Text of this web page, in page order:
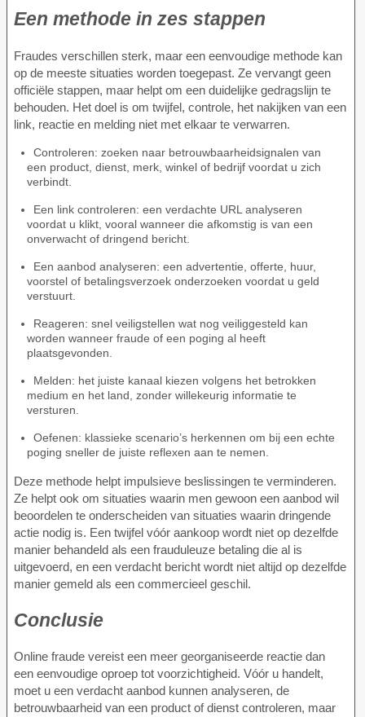
Een methode in zes stappen
Fraudes verschillen sterk, maar een eenvoudige methode kan
op de meeste situaties worden toegepast. Ze vervangt geen
officiële stappen, maar helpt om een duidelijke gedragslijn te
behouden. Het doel is om twijfel, controle, het nakijken van een
link, reactie en melding niet met elkaar te verwarren.
Controleren: zoeken naar betrouwbaarheidsignalen van
een product, dienst, merk, winkel of bedrijf voordat u zich
verbindt.
Een link controleren: een verdachte URL analyseren
voordat u klikt, vooral wanneer die afkomstig is van een
onverwacht of dringend bericht.
Een aanbod analyseren: een advertentie, offerte, huur,
voorstel of betalingsverzoek onderzoeken voordat u geld
verstuurt.
Reageren: snel veiligstellen wat nog veiliggesteld kan
worden wanneer fraude of een poging al heeft
plaatsgevonden.
Melden: het juiste kanaal kiezen volgens het betrokken
medium en het land, zonder willekeurig informatie te
versturen.
Oefenen: klassieke scenario’s herkennen om bij een echte
poging sneller de juiste reflexen aan te nemen.
Deze methode helpt impulsieve beslissingen te verminderen.
Ze helpt ook om situaties waarin men gewoon een aanbod wil
beoordelen te onderscheiden van situaties waarin dringende
actie nodig is. Een twijfel vóór aankoop wordt niet op dezelfde
manier behandeld als een frauduleuze betaling die al is
uitgevoerd, en een verdacht bericht wordt niet altijd op dezelfde
manier gemeld als een commercieel geschil.
Conclusie
Online fraude vereist een meer georganiseerde reactie dan
een eenvoudige oproep tot voorzichtigheid. Vóór u handelt,
moet u een verdacht aanbod kunnen analyseren, de
betrouwbaarheid van een product of dienst controleren, maar